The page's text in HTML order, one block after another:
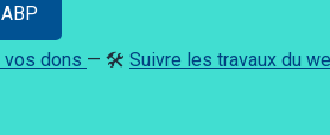
vos dons — 🛠️ Suivre les travaux du